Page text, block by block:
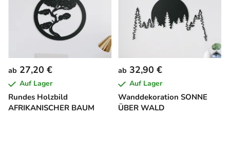
Rundes Holzbild
AFRIKANISCHER BAUM
ab 27,20 €
Auf Lager
Wanddekoration SONNE
ÜBER WALD
ab 32,90 €
Auf Lager